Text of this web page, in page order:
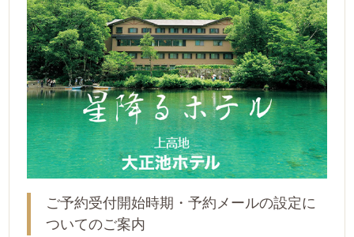
ご予約受付開始時期・予約メールの設定に
ついてのご案内